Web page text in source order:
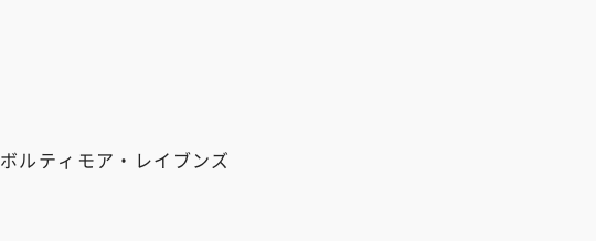
ボルティモア・レイブンズ